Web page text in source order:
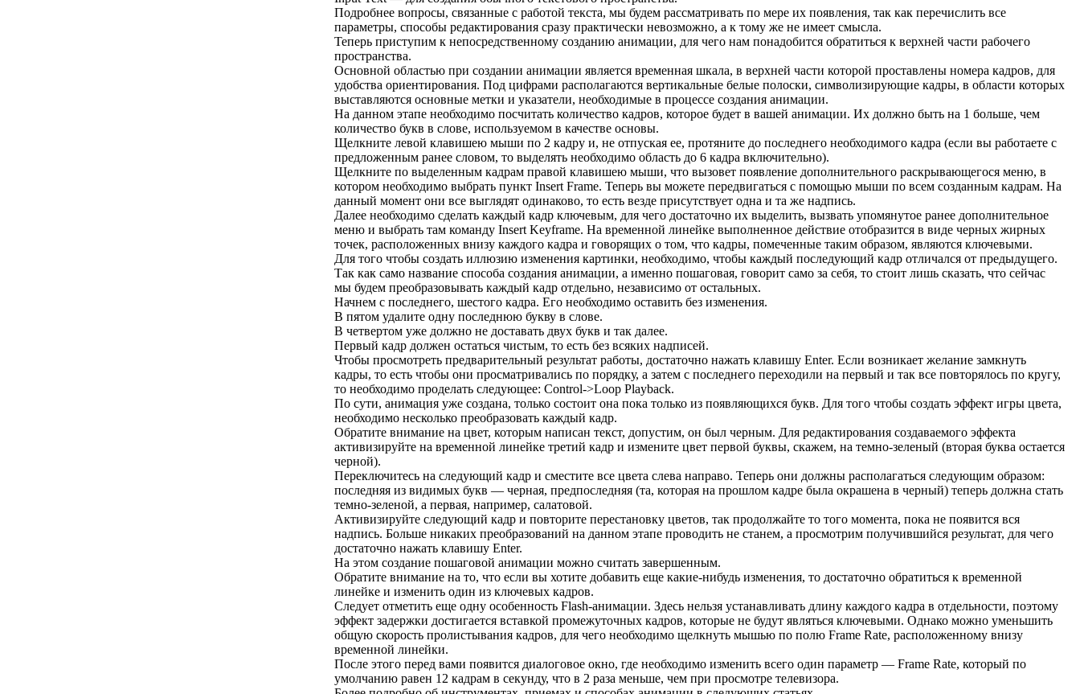
Подробнее вопросы, связанные с работой текста, мы будем рассматривать по мере их появления, так как перечислить все
параметры, способы редактирования сразу практически невозможно, а к тому же не имеет смысла.
Теперь приступим к непосредственному созданию анимации, для чего нам понадобится обратиться к верхней части рабочего
пространства.
Основной областью при создании анимации является временная шкала, в верхней части которой проставлены номера кадров, для
удобства ориентирования. Под цифрами располагаются вертикальные белые полоски, символизирующие кадры, в области которых
выставляются основные метки и указатели, необходимые в процессе создания анимации.
На данном этапе необходимо посчитать количество кадров, которое будет в вашей анимации. Их должно быть на 1 больше, чем
количество букв в слове, используемом в качестве основы.
Щелкните левой клавишею мыши по 2 кадру и, не отпуская ее, протяните до последнего необходимого кадра (если вы работаете с
предложенным ранее словом, то выделять необходимо область до 6 кадра включительно).
Щелкните по выделенным кадрам правой клавишею мыши, что вызовет появление дополнительного раскрывающегося меню, в
котором необходимо выбрать пункт Insert Frame. Теперь вы можете передвигаться с помощью мыши по всем созданным кадрам. На
данный момент они все выглядят одинаково, то есть везде присутствует одна и та же надпись.
Далее необходимо сделать каждый кадр ключевым, для чего достаточно их выделить, вызвать упомянутое ранее дополнительное
меню и выбрать там команду Insert Keyframe. На временной линейке выполненное действие отобразится в виде черных жирных
точек, расположенных внизу каждого кадра и говорящих о том, что кадры, помеченные таким образом, являются ключевыми.
Для того чтобы создать иллюзию изменения картинки, необходимо, чтобы каждый последующий кадр отличался от предыдущего.
Так как само название способа создания анимации, а именно пошаговая, говорит само за себя, то стоит лишь сказать, что сейчас
мы будем преобразовывать каждый кадр отдельно, независимо от остальных.
Начнем с последнего, шестого кадра. Его необходимо оставить без изменения.
В пятом удалите одну последнюю букву в слове.
В четвертом уже должно не доставать двух букв и так далее.
Первый кадр должен остаться чистым, то есть без всяких надписей.
Чтобы просмотреть предварительный результат работы, достаточно нажать клавишу Enter. Если возникает желание замкнуть
кадры, то есть чтобы они просматривались по порядку, а затем с последнего переходили на первый и так все повторялось по кругу,
то необходимо проделать следующее: Control->Loop Playback.
По сути, анимация уже создана, только состоит она пока только из появляющихся букв. Для того чтобы создать эффект игры цвета,
необходимо несколько преобразовать каждый кадр.
Обратите внимание на цвет, которым написан текст, допустим, он был черным. Для редактирования создаваемого эффекта
активизируйте на временной линейке третий кадр и измените цвет первой буквы, скажем, на темно-зеленый (вторая буква остается
черной).
Переключитесь на следующий кадр и сместите все цвета слева направо. Теперь они должны располагаться следующим образом:
последняя из видимых букв — черная, предпоследняя (та, которая на прошлом кадре была окрашена в черный) теперь должна стать
темно-зеленой, а первая, например, салатовой.
Активизируйте следующий кадр и повторите перестановку цветов, так продолжайте то того момента, пока не появится вся
надпись. Больше никаких преобразований на данном этапе проводить не станем, а просмотрим получившийся результат, для чего
достаточно нажать клавишу Enter.
На этом создание пошаговой анимации можно считать завершенным.
Обратите внимание на то, что если вы хотите добавить еще какие-нибудь изменения, то достаточно обратиться к временной
линейке и изменить один из ключевых кадров.
Следует отметить еще одну особенность Flash-анимации. Здесь нельзя устанавливать длину каждого кадра в отдельности, поэтому
эффект задержки достигается вставкой промежуточных кадров, которые не будут являться ключевыми. Однако можно уменьшить
общую скорость пролистывания кадров, для чего необходимо щелкнуть мышью по полю Frame Rate, расположенному внизу
временной линейки.
После этого перед вами появится диалоговое окно, где необходимо изменить всего один параметр — Frame Rate, который по
умолчанию равен 12 кадрам в секунду, что в 2 раза меньше, чем при просмотре телевизора.